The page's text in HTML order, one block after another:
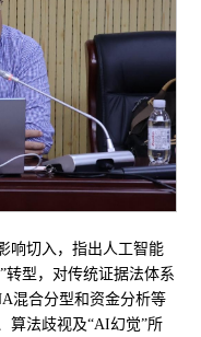
响切入，指出人工智能
转型，对传统证据法体系
混合分型和资金分析等
算法歧视及“AI幻觉”所